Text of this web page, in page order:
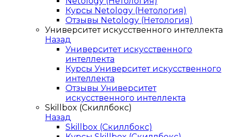
Курсы Netology (Нетология)
Отзывы Netology (Нетология)
Университет искусственного интеллекта
Назад
Университет искусственного
интеллекта
Курсы Университет искусственного
интеллекта
Отзывы Университет
искусственного интеллекта
Skillbox (Скиллбокс)
Назад
Skillbox (Скиллбокс)